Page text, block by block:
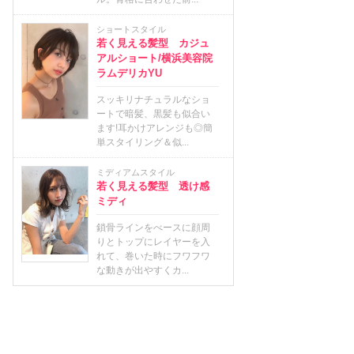
ショートスタイル
若く見える髪型 カジュ
アルショート/横浜美容院
ラムデリカYU
スッキリナチュラルなショ
ートで暗髪、黒髪も似合い
ます!耳かけアレンジも◎簡
単スタイリング＆似...
ミディアムスタイル
若く見える髪型 透け感
ミディ
鎖骨ラインをべースに顔周
りとトップにレイヤーを入
れて、巻いた時にフワフワ
な動きが出やすくカ...